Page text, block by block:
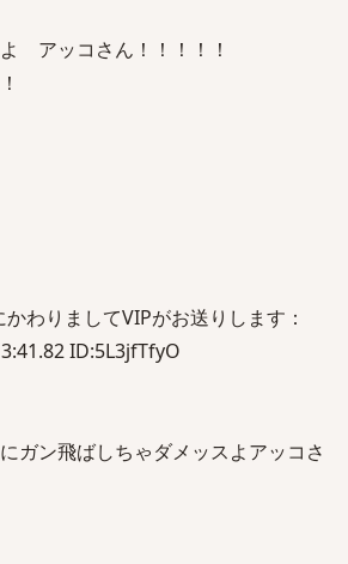
アッコさん！！！！！
わりましてVIPがお送りします：
ID:5L3jfTfyO
ガン飛ばしちゃダメッスよアッコさ